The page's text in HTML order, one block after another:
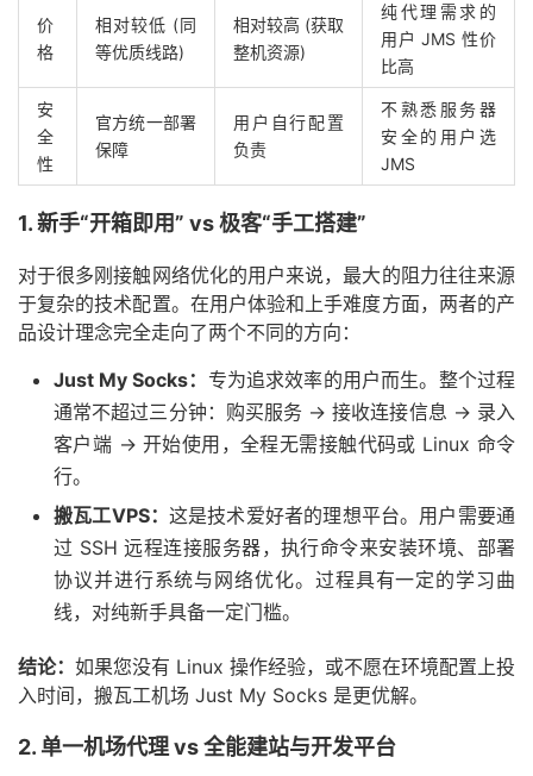
价
格
相对较低 (同
等优质线路)
相对较高 (获取
整机资源)
纯代理需求的
用户 JMS 性价
比高
安
全
性
官方统一部署
保障
用户自行配置
负责
不熟悉服务器
安全的用户选
JMS
1. 新手“开箱即用” vs 极客“手工搭建”
对于很多刚接触网络优化的用户来说，最大的阻力往往来源
于复杂的技术配置。在用户体验和上手难度方面，两者的产
品设计理念完全走向了两个不同的方向：
Just My Socks： 专为追求效率的用户而生。整个过程
通常不超过三分钟：购买服务 -> 接收连接信息 -> 录入
客户端 -> 开始使用，全程无需接触代码或 Linux 命令
行。
搬瓦工VPS： 这是技术爱好者的理想平台。用户需要通
过 SSH 远程连接服务器，执行命令来安装环境、部署
协议并进行系统与网络优化。过程具有一定的学习曲
线，对纯新手具备一定门槛。
结论： 如果您没有 Linux 操作经验，或不愿在环境配置上投
入时间，搬瓦工机场 Just My Socks 是更优解。
2. 单一机场代理 vs 全能建站与开发平台